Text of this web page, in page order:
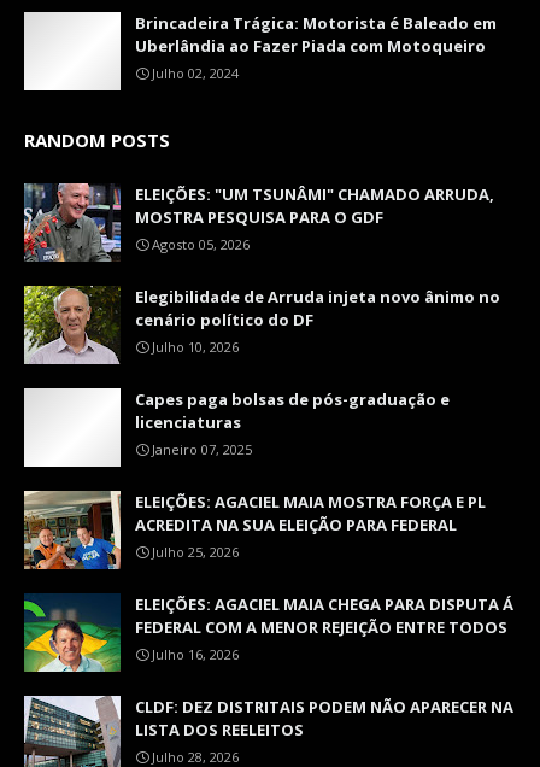
Brincadeira Trágica: Motorista é Baleado em
Uberlândia ao Fazer Piada com Motoqueiro
Julho 02, 2024
RANDOM POSTS
ELEIÇÕES: "UM TSUNÂMI" CHAMADO ARRUDA,
MOSTRA PESQUISA PARA O GDF
Agosto 05, 2026
Elegibilidade de Arruda injeta novo ânimo no
cenário político do DF
Julho 10, 2026
Capes paga bolsas de pós-graduação e
licenciaturas
Janeiro 07, 2025
ELEIÇÕES: AGACIEL MAIA MOSTRA FORÇA E PL
ACREDITA NA SUA ELEIÇÃO PARA FEDERAL
Julho 25, 2026
ELEIÇÕES: AGACIEL MAIA CHEGA PARA DISPUTA Á
FEDERAL COM A MENOR REJEIÇÃO ENTRE TODOS
Julho 16, 2026
CLDF: DEZ DISTRITAIS PODEM NÃO APARECER NA
LISTA DOS REELEITOS
Julho 28, 2026